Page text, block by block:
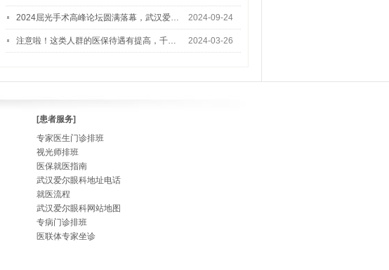
2024屈光手术高峰论坛圆满落幕，武汉爱… 2024-09-24
注意啦！这类人群的医保待遇有提高，千… 2024-03-26
[患者服务]
专家医生门诊排班
视光师排班
医保就医指南
武汉爱尔眼科地址电话
就医流程
武汉爱尔眼科网站地图
专病门诊排班
医联体专家坐诊